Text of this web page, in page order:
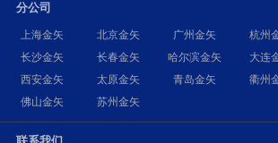
分公司
上海金矢 北京金矢 广州金矢 杭州
长沙金矢
长春金矢 哈尔滨金矢 大连
西安金矢
太原金矢 青岛金矢 衢州
佛山金矢
苏州金矢